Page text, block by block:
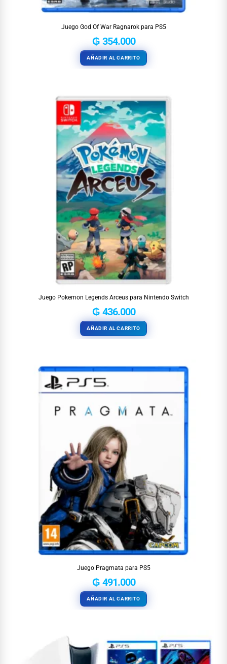
Juego God Of War Ragnarok para PS5
₲354.000
AÑADIR AL CARRITO
Juego Pokemon Legends Arceus para Nintendo Switch
₲436.000
AÑADIR AL CARRITO
Juego Pragmata para PS5
₲491.000
AÑADIR AL CARRITO